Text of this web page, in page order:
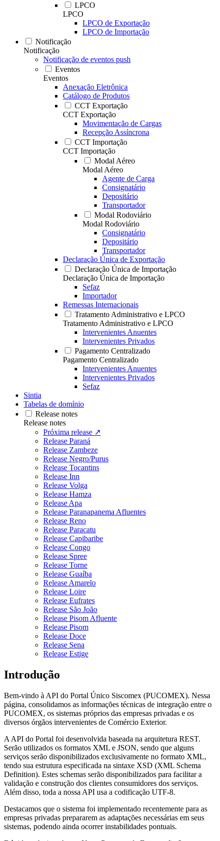
LPCO
LPCO
LPCO de Exportação
LPCO de Importação
Notificação
Notificação
Notificação de eventos push
Eventos
Eventos
Anexação Eletrônica
Catálogo de Produtos
CCT Exportação
CCT Exportação
Movimentação de Cargas
Recepção Assíncrona
CCT Importação
CCT Importação
Modal Aéreo
Modal Aéreo
Agente de Carga
Consignatário
Depositário
Transportador
Modal Rodoviário
Modal Rodoviário
Consignatário
Depositário
Transportador
Declaração Única de Exportação
Declaração Única de Importação
Declaração Única de Importação
Sefaz
Importador
Remessas Internacionais
Tratamento Administrativo e LPCO
Tratamento Administrativo e LPCO
Intervenientes Anuentes
Intervenientes Privados
Pagamento Centralizado
Pagamento Centralizado
Intervenientes Anuentes
Intervenientes Privados
Sefaz
Sintia
Tabelas de domínio
Release notes
Release notes
Próxima release ↗
Release Paraná
Release Zambeze
Release Negro/Purus
Release Tocantins
Release Inn
Release Volga
Release Hamza
Release Apa
Release Paranapanema Afluentes
Release Reno
Release Paracatu
Release Capibaribe
Release Congo
Release Spree
Release Torne
Release Guaíba
Release Amarelo
Release Loire
Release Eufrates
Release São João
Release Pisom Afluente
Release Pisom
Release Doce
Release Sena
Release Estige
Introdução
Bem-vindo à API do Portal Único Siscomex (PUCOMEX). Nessa
página, consolidamos as informações técnicas de integração entre o
PUCOMEX, os sistemas próprios das empresas privadas e os
diversos órgãos intervenientes de Comércio Exterior.
A API do Portal foi desenvolvida baseada na arquitetura REST.
Serão utilizados os formatos XML e JSON, sendo que alguns
serviços serão disponibilizados exclusivamente no formato XML,
tendo sua estrutura especificada na sintaxe XSD (XML Schema
Definition). Estes schemas serão disponibilizados para facilitar a
validação e construção dos clientes consumidores dos serviços.
Além disso, toda a nossa API usa a codificação UTF-8.
Destacamos que o sistema foi implementado recentemente para as
empresas privadas prepararem as adaptações necessárias em seus
sistemas, podendo ainda ocorrer instabilidades pontuais.